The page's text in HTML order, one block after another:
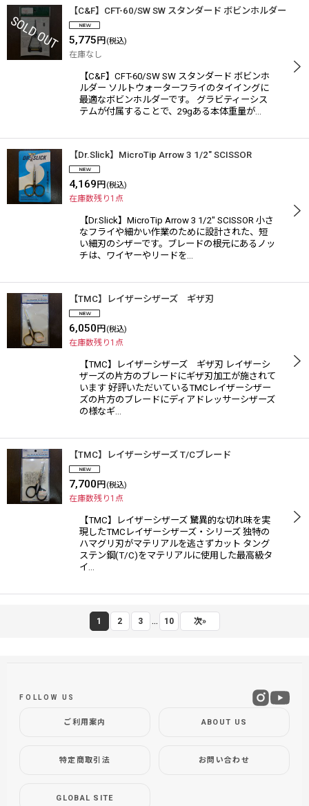
【C&F】CFT-60/SW SW スタンダード ボビンホルダー
5,775 円 (税込)
在庫なし
【C&F】CFT-60/SW SW スタンダード ボビンホ
ルダー ソルトウォーターフライのタイイングに
最適なボビンホルダーです。 グラビティーシス
テムが付属することで、29gある本体重量が…
【Dr.Slick】MicroTip Arrow 3 1/2" SCISSOR
4,169 円 (税込)
在庫数残り1点
【Dr.Slick】MicroTip Arrow 3 1/2" SCISSOR 小さ
なフライや細かい作業のために設計された、短
い細刃のシザーです。ブレードの根元にあるノッ
チは、ワイヤーやリードを…
【TMC】レイザーシザーズ ギザ刃
6,050 円 (税込)
在庫数残り1点
【TMC】レイザーシザーズ ギザ刃 レイザーシ
ザーズの片方のブレードにギザ刃加工が施されて
います 好評いただいているTMCレイザーシザー
ズの片方のブレードにディアドレッサーシザーズ
の様なギ…
【TMC】レイザーシザーズ T/Cブレード
7,700 円 (税込)
在庫数残り1点
【TMC】レイザーシザーズ 驚異的な切れ味を実
現したTMCレイザーシザーズ・シリーズ 独特の
ハマグリ刃がマテリアルを逃さずカット タング
ステン鋼(T/C)をマテリアルに使用した最高級タ
イ…
1 2 3 ... 10 次»
ご利用案内 ABOUT US
特定商取引法 お問い合わせ
GLOBAL SITE
FOLLOW US